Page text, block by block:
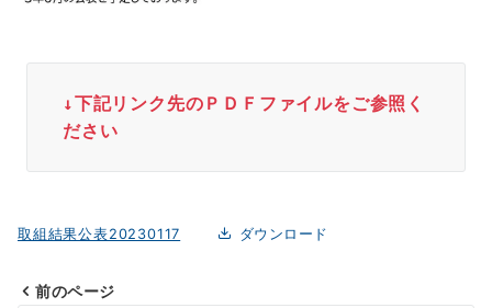
↓下記リンク先のＰＤＦファイルをご参照く
ださい
取組結果公表20230117 ダウンロード
前のページ